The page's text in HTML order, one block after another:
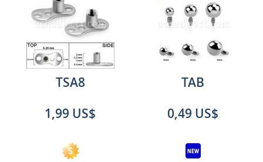
TSA8
1,99 US$
TAB
0,49 US$